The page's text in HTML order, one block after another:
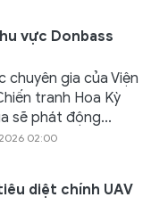
vực Donbass
chuyên gia của Viện
tranh Hoa Kỳ
sẽ phát động...
02:00
diệt chính UAV